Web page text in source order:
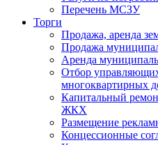
Перечень МСЗУ
Торги
Продажа, аренда
Продажа
Аренда
Отбор
многоквартирных
Капитальный
ЖКХ
Размещение
Концессионные